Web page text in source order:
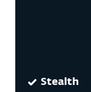
Stealth